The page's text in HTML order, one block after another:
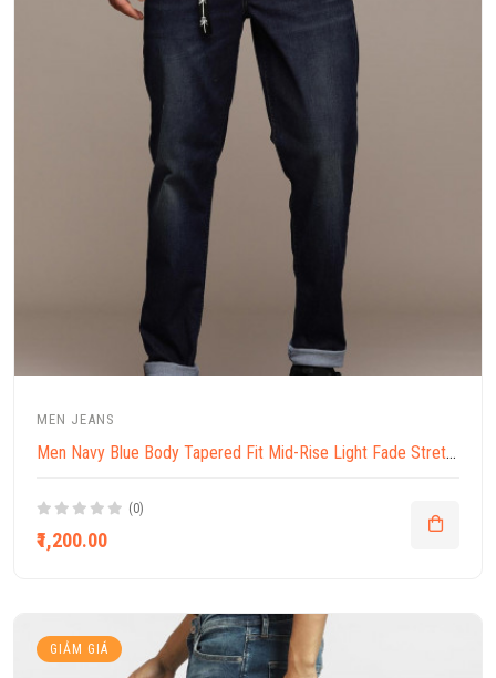
MEN JEANS
Men Navy Blue Body Tapered Fit Mid-Rise Light Fade Stretchable Jeans
(0)
₹1,200.00
GIẢM GIÁ